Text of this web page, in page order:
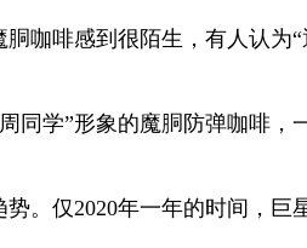
啡感到很陌生，有人认为“
”形象的魔胴防弹咖啡，
仅2020年一年的时间，巨